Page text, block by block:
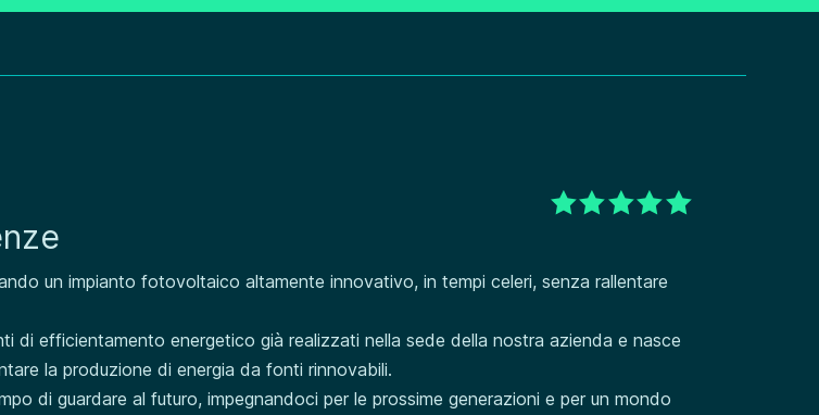
un impianto fotovoltaico altamente innovativo, in tempi celeri, senza rallentare
di efficientamento energetico già realizzati nella sede della nostra azienda e nasce
la produzione di energia da fonti rinnovabili.
di guardare al futuro, impegnandoci per le prossime generazioni e per un mondo